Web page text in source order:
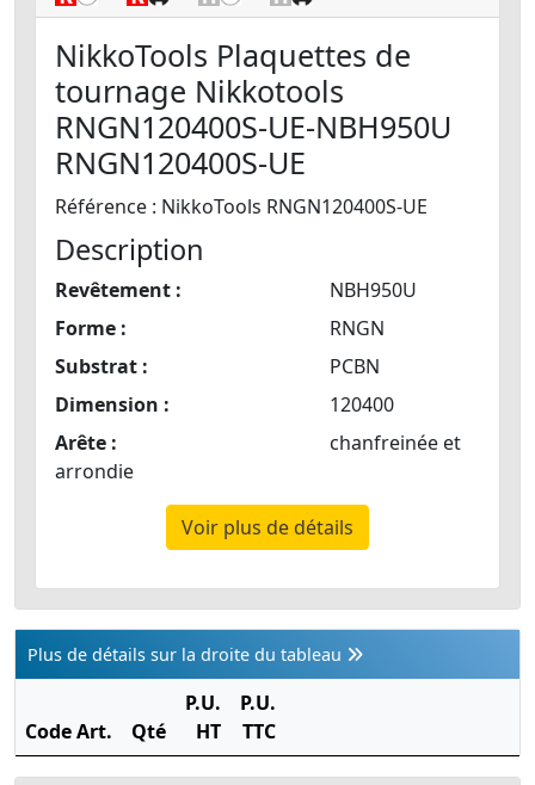
NikkoTools Plaquettes de
tournage Nikkotools
RNGN120400S-UE-NBH950U
RNGN120400S-UE
Référence : NikkoTools RNGN120400S-UE
Description
Revêtement :
NBH950U
Forme :
RNGN
Substrat :
PCBN
Dimension :
120400
Arête :
chanfreinée et
arrondie
Voir plus de détails
Plus de détails sur la droite du tableau
Code Art. Qté
P.U.
HT
P.U.
TTC